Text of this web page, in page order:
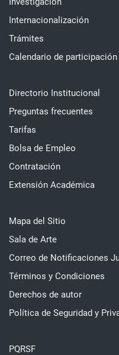
Internacionalización
Trámites
Calendario de
Directorio Institucional
Preguntas frecuentes
Tarifas
Bolsa de Empleo
Contratación
Extensión Académica
Mapa del Sitio
Sala de Arte
Correo de Notificaciones
Términos y Condiciones
Derechos de autor
Política de Seguridad y
PQRSF